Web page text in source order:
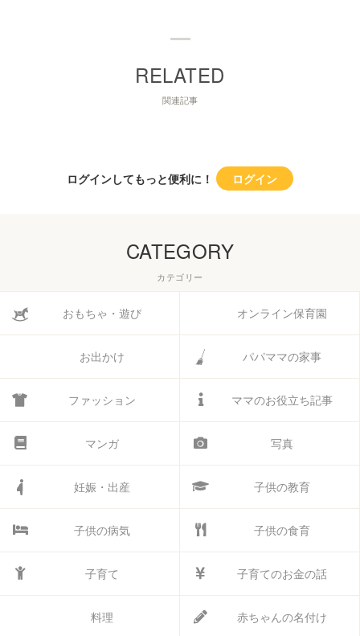
関連記事
ログインしてもっと便利に！ ログイン
CATEGORY
カテゴリー
おもちゃ・遊び オンライン保育園
お出かけ パパママの家事
ファッション ママのお役立ち記事
マンガ 写真
妊娠・出産 子供の教育
子供の病気 子供の食育
子育て 子育てのお金の話
料理 赤ちゃんの名付け